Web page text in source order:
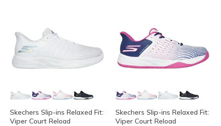
Skechers Slip-ins Relaxed Fit:
Viper Court Reload
Skechers Slip-ins Relaxed Fit:
Viper Court Reload